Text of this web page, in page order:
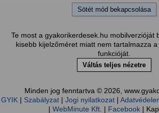
Sötét mód bekapcsolása
Te most a gyakorikerdesek.hu mobilverzióját
kisebb kijelzőméret miatt nem tartalmazza
funkcióját.
Váltás teljes nézetre
Minden jog fenntartva © 2026,
GYIK| Szabályzat| Jogi nyilatkozat|
| WebMinute Kft. | Facebook |